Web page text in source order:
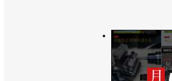
>>国内出荷額が２年ぶ
>>受注額、受注台数と